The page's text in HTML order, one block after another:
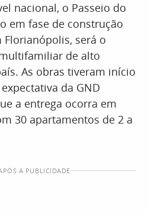
nacional, o Passeio do
em fase de construção
Florianópolis, será o
de alto
As obras tiveram início
da GND
a entrega ocorra em
30 apartamentos de 2 a
A PUBLICIDADE